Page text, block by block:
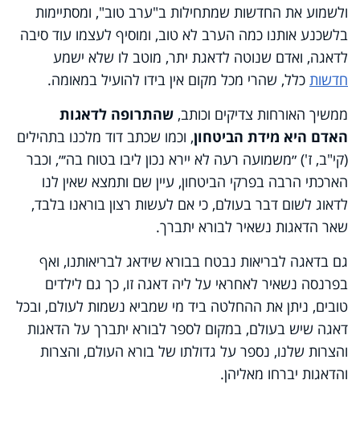
ולשמוע את החדשות שמתחילות ב"ערב טוב", ומסתיימות
בלשכנע אותנו כמה הערב לא טוב, ומוסיף לעצמו עוד סיבה
לדאגה, ואדם שנוטה לדאגת יתר, מוטב לו שלא ישמע
חדשות כלל, שהרי מכל מקום אין בידו להועיל במאומה.
ממשיך האורחות צדיקים וכותב, שהתרופה לדאגות
האדם היא מידת הביטחון, וכמו שכתב דוד מלכנו בתהילים
(קי"ב, ז') ״משמועה רעה לא יירא נכון ליבו בטוח בה׳״, וכבר
הארכתי הרבה בפרקי הביטחון, עיין שם ותמצא שאין לנו
לדאוג לשום דבר בעולם, כי אם לעשות רצון בוראנו בלבד,
שאר הדאגות נשאיר לבורא יתברך.
גם בדאגה לבריאות נבטח בבורא שידאג לבריאותנו, ואף
בפרנסה נשאיר לאחראי על ליה דאגה זו, כך גם לילדים
טובים, ניתן את ההחלטה ביד מי שמביא נשמות לעולם, ובכל
דאגה שיש בעולם, במקום לספר לבורא יתברך על הדאגות
והצרות שלנו, נספר על גדולתו של בורא העולם, והצרות
והדאגות יברחו מאליהן.